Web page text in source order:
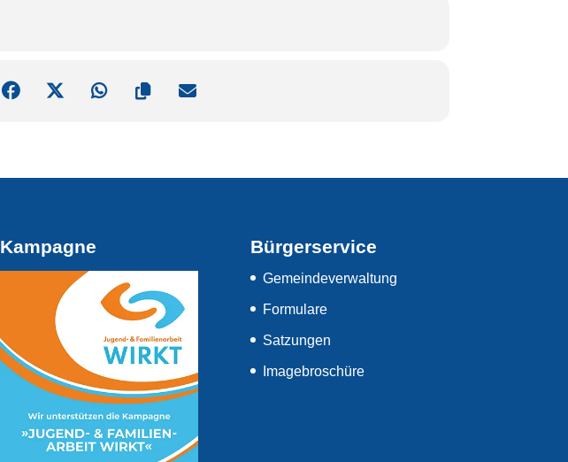
Kampagne Bürgerservice
Gemeindeverwaltung
Formulare
Satzungen
Imagebroschüre